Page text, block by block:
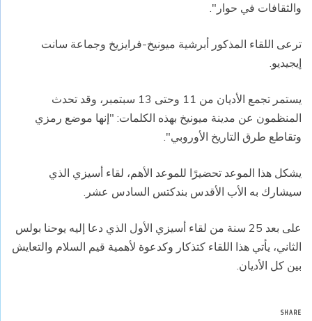
والثقافات في حوار".
ترعى اللقاء المذكور أبرشية ميونيخ-فرايزيخ وجماعة سانت
إيجيديو.
يستمر تجمع الأديان من 11 وحتى 13 سبتمبر، وقد تحدث
المنظمون عن مدينة ميونيخ بهذه الكلمات: "إنها موضع رمزي
وتقاطع طرق التاريخ الأوروبي".
يشكل هذا الموعد تحضيرًا للموعد الأهم، لقاء أسيزي الذي
سيشارك به الأب الأقدس بندكتس السادس عشر.
على بعد 25 سنة من لقاء أسيزي الأول الذي دعا إليه يوحنا بولس
الثاني، يأتي هذا اللقاء كتذكار وكدعوة لأهمية قيم السلام والتعايش
بين كل الأديان.
SHARE